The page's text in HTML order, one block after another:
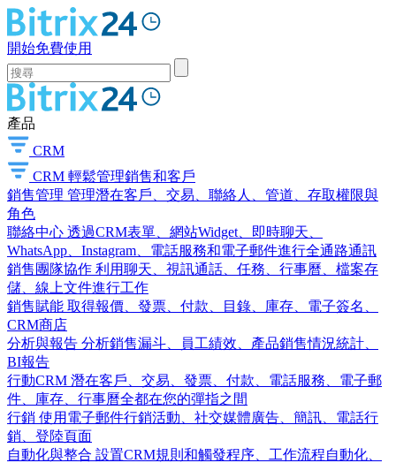
開始免費使用
產品
CRM
CRM 輕鬆管理銷售和客戶
銷售管理 管理潛在客戶、交易、聯絡人、管道、存取權限與
角色
聯絡中心 透過CRM表單、網站Widget、即時聊天、
WhatsApp、Instagram、電話服務和電子郵件進行全通路通訊
銷售團隊協作 利用聊天、視訊通話、任務、行事曆、檔案存
儲、線上文件進行工作
銷售賦能 取得報價、發票、付款、目錄、庫存、電子簽名、
CRM商店
分析與報告 分析銷售漏斗、員工績效、產品銷售情況統計、
BI報告
行動CRM 潛在客戶、交易、發票、付款、電話服務、電子郵
件、庫存、行事曆全都在您的彈指之間
行銷 使用電子郵件行銷活動、社交媒體廣告、簡訊、電話行
銷、登陸頁面
自動化與整合 設置CRM規則和觸發程序、工作流程自動化、